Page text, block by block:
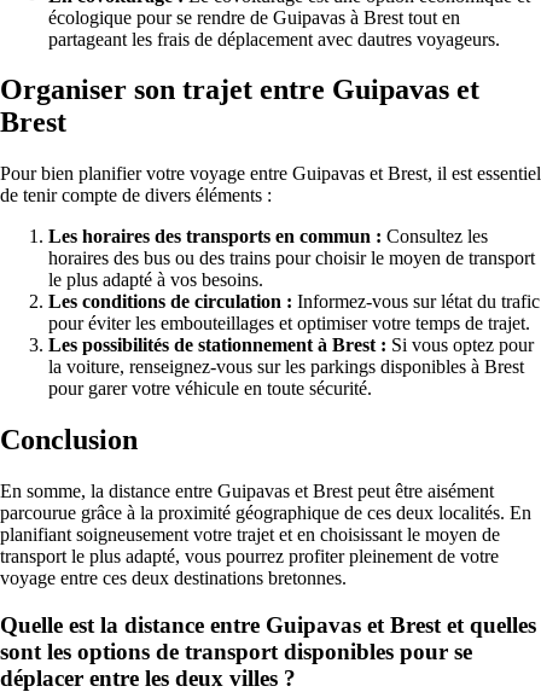
écologique pour se rendre de Guipavas à Brest tout en
partageant les frais de déplacement avec dautres voyageurs.
Organiser son trajet entre Guipavas et
Brest
Pour bien planifier votre voyage entre Guipavas et Brest, il est essentiel
de tenir compte de divers éléments :
Les horaires des transports en commun : Consultez les
horaires des bus ou des trains pour choisir le moyen de transport
le plus adapté à vos besoins.
Les conditions de circulation : Informez-vous sur létat du trafic
pour éviter les embouteillages et optimiser votre temps de trajet.
Les possibilités de stationnement à Brest : Si vous optez pour
la voiture, renseignez-vous sur les parkings disponibles à Brest
pour garer votre véhicule en toute sécurité.
Conclusion
En somme, la distance entre Guipavas et Brest peut être aisément
parcourue grâce à la proximité géographique de ces deux localités. En
planifiant soigneusement votre trajet et en choisissant le moyen de
transport le plus adapté, vous pourrez profiter pleinement de votre
voyage entre ces deux destinations bretonnes.
Quelle est la distance entre Guipavas et Brest et quelles
sont les options de transport disponibles pour se
déplacer entre les deux villes ?